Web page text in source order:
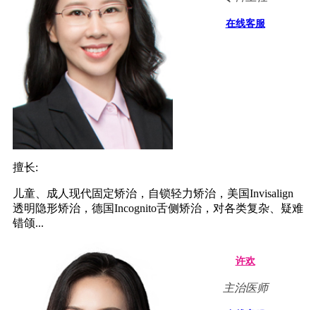
在线客服
擅长:
儿童、成人现代固定矫治，自锁轻力矫治，美国Invisalign
透明隐形矫治，德国Incognito舌侧矫治，对各类复杂、疑难
错颌...
许欢
主治医师